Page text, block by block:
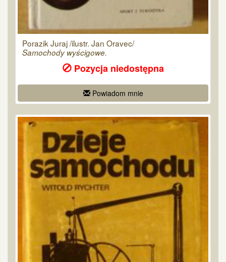
Porazik Juraj /ilustr. Jan Oravec/
Samochody wyścigowe.
Pozycja niedostępna
Powiadom mnie